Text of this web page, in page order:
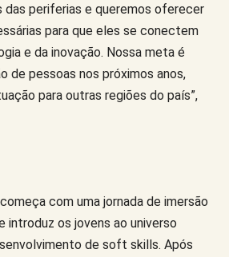
das periferias e queremos oferecer
para que eles se conectem
e da inovação. Nossa meta é
de pessoas nos próximos anos,
para outras regiões do país”,
com uma jornada de imersão
introduz os jovens ao universo
de soft skills. Após